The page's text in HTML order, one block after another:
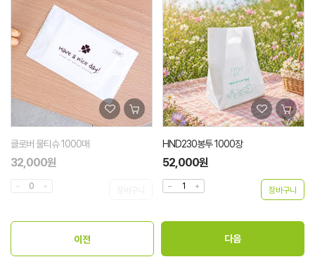
클로버 물티슈 1000매
32,000원
HND230봉투 1000장
52,000원